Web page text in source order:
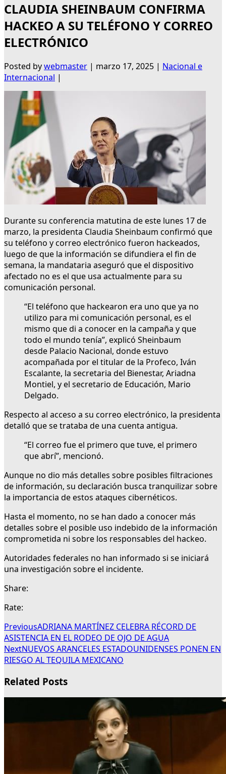
CLAUDIA SHEINBAUM CONFIRMA
HACKEO A SU TELÉFONO Y CORREO
ELECTRÓNICO
Posted bywebmaster | marzo 17, 2025 | Nacional e
Internacional |
Durante su conferencia matutina de este lunes 17 de
marzo, la presidenta Claudia Sheinbaum confirmó que
su teléfono y correo electrónico fueron hackeados,
luego de que la información se difundiera el fin de
semana, la mandataria aseguró que el dispositivo
afectado no es el que usa actualmente para su
comunicación personal.
“El teléfono que hackearon era uno que ya no
utilizo para mi comunicación personal, es el
mismo que di a conocer en la campaña y que
todo el mundo tenía”, explicó Sheinbaum
desde Palacio Nacional, donde estuvo
acompañada por el titular de la Profeco, Iván
Escalante, la secretaria del Bienestar, Ariadna
Montiel, y el secretario de Educación, Mario
Delgado.
Respecto al acceso a su correo electrónico, la presidenta
detalló que se trataba de una cuenta antigua.
“El correo fue el primero que tuve, el primero
que abrí”, mencionó.
Aunque no dio más detalles sobre posibles filtraciones
de información, su declaración busca tranquilizar sobre
la importancia de estos ataques cibernéticos.
Hasta el momento, no se han dado a conocer más
detalles sobre el posible uso indebido de la información
comprometida ni sobre los responsables del hackeo.
Autoridades federales no han informado si se iniciará
una investigación sobre el incidente.
Share:
Rate:
PreviousADRIANA MARTÍNEZ CELEBRA RÉCORD DE
ASISTENCIA EN EL RODEO DE OJO DE AGUA
NextNUEVOS ARANCELES ESTADOUNIDENSES PONEN EN
RIESGO AL TEQUILA MEXICANO
Related Posts